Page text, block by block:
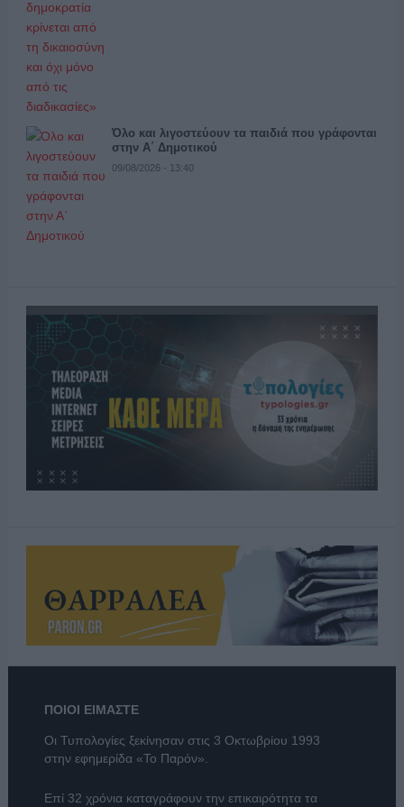
Όλο και λιγοστεύουν τα παιδιά που γράφονται
στην Α΄ Δημοτικού
09/08/2026 - 13:40
ΠΟΙΟΙ ΕΙΜΑΣΤΕ
Οι Τυπολογίες ξεκίνησαν στις 3 Οκτωβρίου 1993
στην εφημερίδα «Το Παρόν».
Επί 32 χρόνια καταγράφουν την επικαιρότητα τα